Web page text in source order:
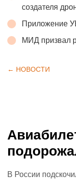
создателя
Приложение
МИД призвал
← НОВОСТИ
В России